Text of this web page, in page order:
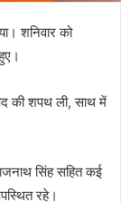
शनिवार को
की शपथ ली, साथ में
सिंह सहित कई
रहे।